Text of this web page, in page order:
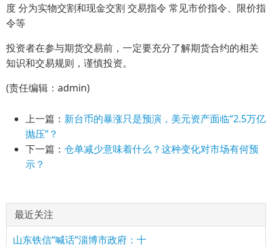
度 分为实物交割和现金交割 交易指令 常见市价指令、限价指
令等
投资者在参与期货交易前，一定要充分了解期货合约的相关
知识和交易规则，谨慎投资。
(责任编辑：admin)
上一篇： 新台币的暴涨只是预演，美元资产面临“2.5万亿
抛压”？
下一篇： 仓单减少意味着什么？这种变化对市场有何预
示？
最近关注
山东铁信“喊话”淄博市政府：十